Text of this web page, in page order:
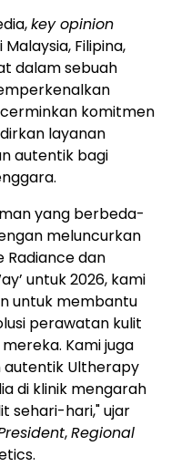
key opinion
Filipina,
dalam sebuah
komitmen
layanan
autentik bagi
yang berbeda-
meluncurkan
Radiance dan
untuk 2026, kami
untuk membantu
perawatan kulit
Kami juga
autentik Ultherapy
di klinik mengarah
sehari-hari," ujar
,Regional